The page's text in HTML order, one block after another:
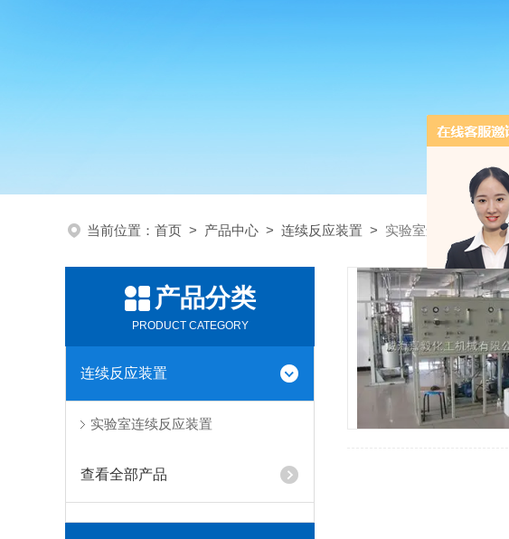
当前位置： 首页 > 产品中心 > 连续反应装置 > 实验室连续反应装置
产品分类
PRODUCT CATEGORY
连续反应装置
实验室连续反应装置
查看全部产品